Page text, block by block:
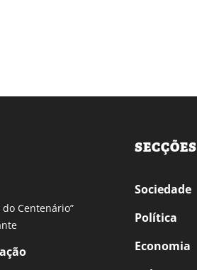
Centenário”
SECÇÕES
Sociedade
Política
Economia